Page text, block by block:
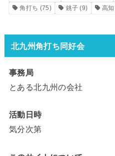
角打ち (75) 銚子 (9) 高知
北九州角打ち同好会
事務局
とある北九州の会社
活動日時
気分次第